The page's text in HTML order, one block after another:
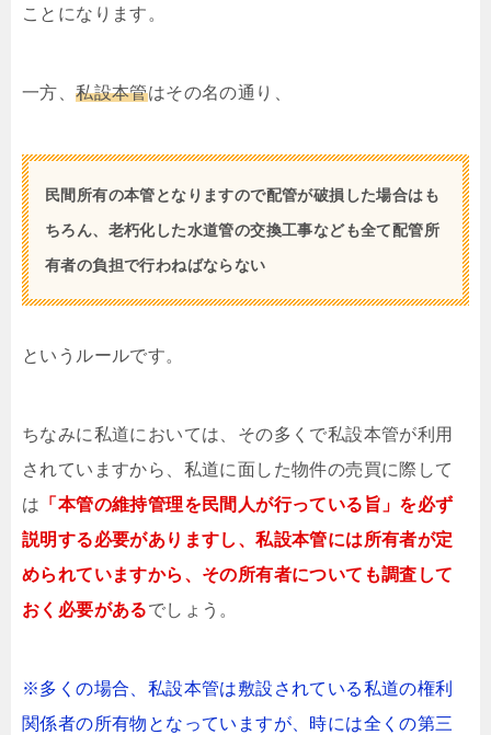
ことになります。
一方、私設本管はその名の通り、
民間所有の本管となりますので配管が破損した場合はも
ちろん、老朽化した水道管の交換工事なども全て配管所
有者の負担で行わねばならない
というルールです。
ちなみに私道においては、その多くで私設本管が利用
されていますから、私道に面した物件の売買に際して
は 「本管の維持管理を民間人が行っている旨」を必ず
説明する必要がありますし、私設本管には所有者が定
められていますから、その所有者についても調査して
おく必要があるでしょう。
※多くの場合、私設本管は敷設されている私道の権利
関係者の所有物となっていますが、時には全くの第三